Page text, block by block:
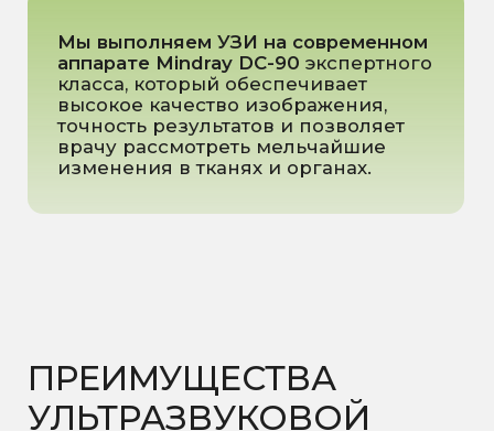
Комплексный взгляд— при
необходимости подключаем
смежных специалистов для
интерпретации результатов и
дальнейших рекомендаций.
Эсливанова Елена
Опыт работы: 10 лет Опыт работы: 6 лет